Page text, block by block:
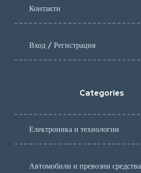
Контакти
Вход / Регистрация
Categories
Електроника и технологии
Автомобили и превозни средства